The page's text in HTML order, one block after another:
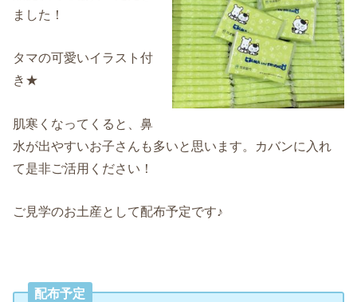
ました！
タマの可愛いイラスト付
き★
肌寒くなってくると、鼻
水が出やすいお子さんも多いと思います。カバンに入れ
て是非ご活用ください！
ご見学のお土産として配布予定です♪
配布予定